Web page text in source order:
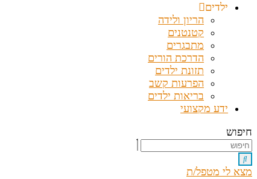
ילדים
הריון ולידה
קטנטנים
מתבגרים
הדרכת הורים
תזונת ילדים
הפרעות קשב
בריאות ילדים
ידע מקצועי
חיפוש
מצא לי מטפל/ת